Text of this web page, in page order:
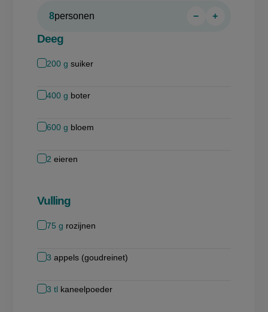
8personen
Persoon
−
Persoon
+
Deeg
200 g suiker
400 g boter
600 g bloem
2 eieren
Vulling
75 g rozijnen
3 appels (goudreinet)
3 tl kaneelpoeder